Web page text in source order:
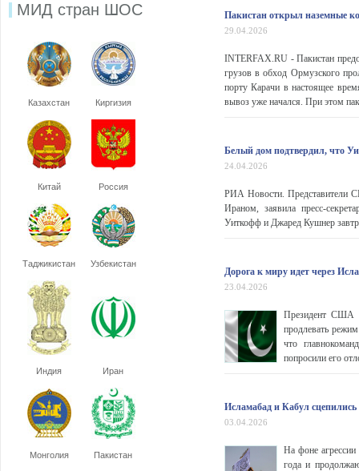
МИД стран ШОС
Казахстан Киргизия
Китай Россия
Таджикистан Узбекистан
Индия Иран
Монголия Пакистан
Пакистан открыл наземные
29.04.2026
INTERFAX.RU - Пакистан
грузов в обход Ормузского
порту Карачи в настоящее
вывоз уже начался. При этом
Белый дом подтвердил, что
24.04.2026
РИА Новости. Представители
Ираном, заявила пресс-
Уиткофф и Джаред Кушнер
Дорога к миру идет через
23.04.2026
Президент США
продлевать
что
попросили его
Исламабад и Кабул сцепились
03.04.2026
На фоне
года и